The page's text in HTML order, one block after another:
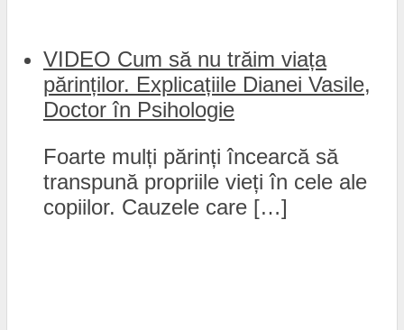
VIDEO Cum să nu trăim viața
părinților. Explicațiile Dianei Vasile,
Doctor în Psihologie
Foarte mulți părinți încearcă să
transpună propriile vieți în cele ale
copiilor. Cauzele care […]